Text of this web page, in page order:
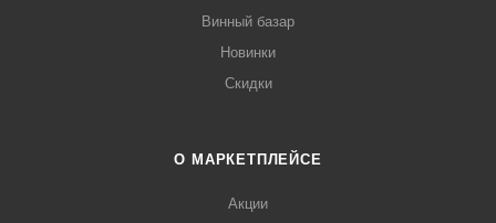
Винный базар
Новинки
Скидки
О МАРКЕТПЛЕЙСЕ
Акции